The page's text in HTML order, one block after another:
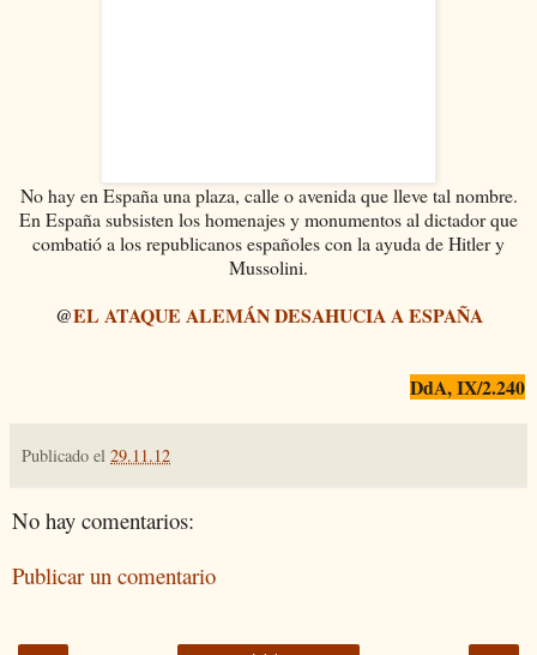
No hay en España una plaza, calle o avenida que lleve tal nombre.
En España subsisten los homenajes y monumentos al dictador que
combatió a los republicanos españoles con la ayuda de Hitler y
Mussolini.
@EL ATAQUE ALEMÁN DESAHUCIA A ESPAÑA
DdA, IX/2.240
Publicado el 29.11.12
No hay comentarios:
Publicar un comentario